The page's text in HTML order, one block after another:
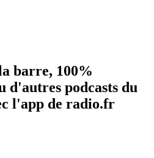
barre, 100%
podcasts du
l'app de radio.fr